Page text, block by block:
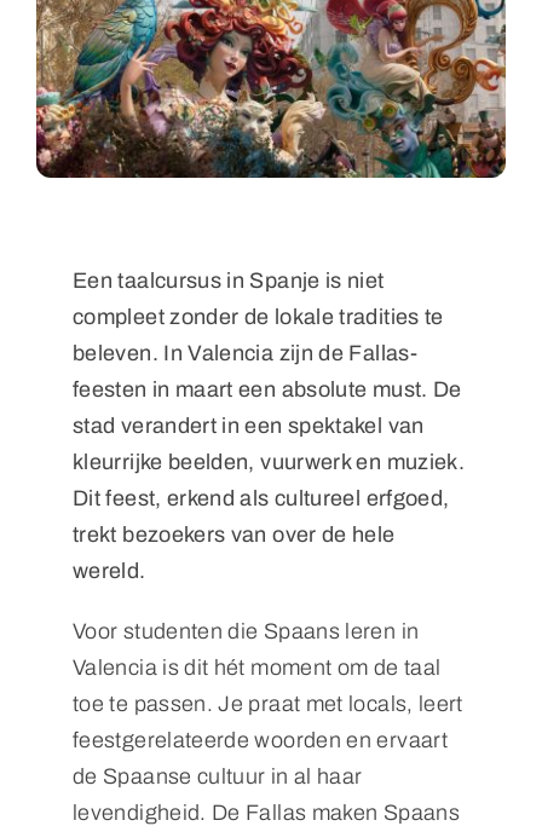
Een taalcursus in Spanje is niet
compleet zonder de lokale tradities te
beleven. In Valencia zijn de Fallas-
feesten in maart een absolute must. De
stad verandert in een spektakel van
kleurrijke beelden, vuurwerk en muziek.
Dit feest, erkend als cultureel erfgoed,
trekt bezoekers van over de hele
wereld.
Voor studenten die Spaans leren in
Valencia is dit hét moment om de taal
toe te passen. Je praat met locals, leert
feestgerelateerde woorden en ervaart
de Spaanse cultuur in al haar
levendigheid. De Fallas maken Spaans